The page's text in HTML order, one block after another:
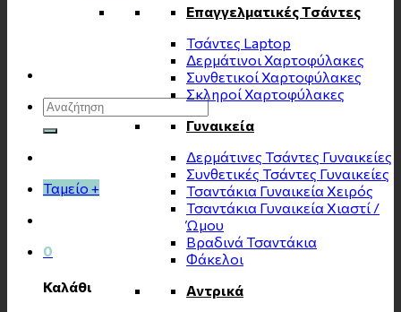
Αναζήτηση
για:
Ταμείο +
0
Καλάθι
Επαγγελματικές Τσάντες
Τσάντες Laptop
Δερμάτινοι Χαρτοφύλακες
Συνθετικοί Χαρτοφύλακες
Σκληροί Χαρτοφύλακες
Γυναικεία
Δερμάτινες Τσάντες Γυναικείες
Συνθετικές Τσάντες Γυναικείες
Τσαντάκια Γυναικεία Χειρός
Τσαντάκια Γυναικεία Χιαστί /
Ώμου
Βραδινά Τσαντάκια
Φάκελοι
Αντρικά